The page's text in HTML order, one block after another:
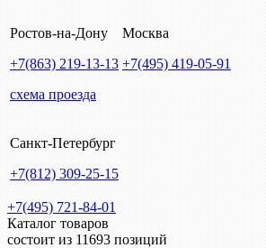
Ростов-на-Дону
+7(863) 219-13-13
схема проезда
Москва
+7(495) 419-05-91
Санкт-Петербург
+7(812) 309-25-15
+7(495) 721-84-01
Каталог товаров
состоит из 11693 позиций